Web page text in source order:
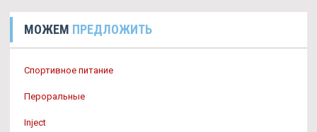
МОЖЕМ ПРЕДЛОЖИТЬ
Спортивное питание
Пероральные
Inject